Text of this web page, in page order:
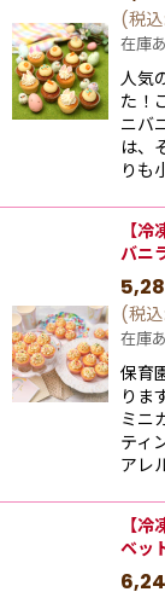
(税込
在庫
人気
た！
ニバ
は、
りも
【
バニ
(税込
在庫
保育
りま
ミニ
ティ
アレ
【
ベッ